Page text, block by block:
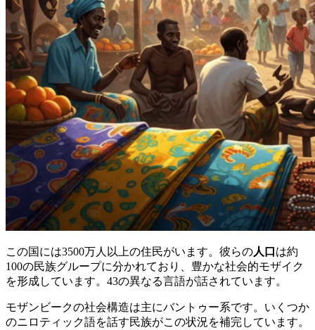
この国には3500万人以上の住民がいます。彼らの人口 は約
100の民族グループに分かれており、豊かな社会的モザイク
を形成しています。43の異なる言語が話されています。
モザンビークの社会構造は主にバントゥー系です。いくつか
のニロティック語を話す民族がこの状況を補完しています。